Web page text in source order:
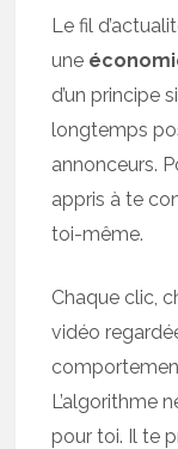
Le fil
une
d’un principe
longtemps
annonceurs.
appris à te
toi-même.
Chaque clic,
vidéo
L’algorithme
pour toi. Il te